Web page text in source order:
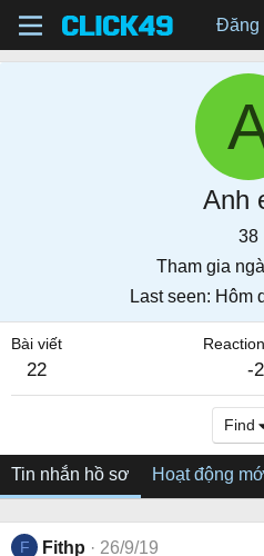
Đăng
Anh
38
Tham gia
Last seen
Hôm
Bài viết
22 -2
Find
Tin nhắn hồ sơ Hoạt động
F Fithp
26/9/19